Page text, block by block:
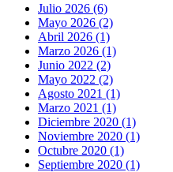
Julio 2026 (6)
Mayo 2026 (2)
Abril 2026 (1)
Marzo 2026 (1)
Junio 2022 (2)
Mayo 2022 (2)
Agosto 2021 (1)
Marzo 2021 (1)
Diciembre 2020 (1)
Noviembre 2020 (1)
Octubre 2020 (1)
Septiembre 2020 (1)